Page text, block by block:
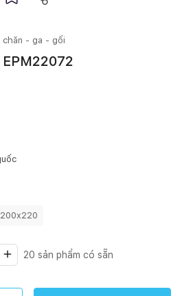
chăn - ga - gối
200x220
20 sản phẩm có sẵn